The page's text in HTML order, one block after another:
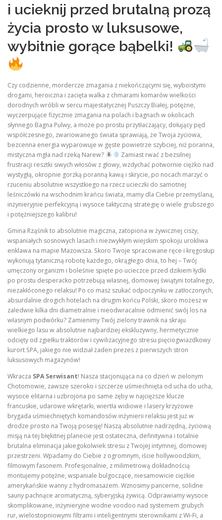
i ucieknij przed brutalną prozą
życia prosto w luksusowe,
wybitnie gorące bąbelki!
Czy codzienne, mordercze zmagania z niekończącymi się, wyboistymi
drogami, heroiczna i zacięta walka z chmarami komarów wielkości
dorodnych wróbli w sercu majestatycznej Puszczy Białej, potężne,
wyczerpujące fizycznie zmagania na polach i bagnach w okolicach
słynnego Bagna Pulwy, a może po prostu przytłaczający, dołujący pęd
współczesnego, zwariowanego świata sprawiają, że Twoja życiowa,
bezcenna energia wyparowuje w gęste powietrze szybciej, niż poranna,
mistyczna mgła nad rzeką Narew?
Zamiast rwać z bezsilnej
frustracji resztki siwych włosów z głowy, wzdychać potwornie ciężko nad
wystygłą, okropnie gorzką poranną kawą i skrycie, po nocach marzyć o
rzuceniu absolutnie wszystkiego na rzecz ucieczki do samotnej
leśniczówki na wschodnim krańcu świata, mamy dla Ciebie przemyślaną,
inżynieryjnie perfekcyjną i wysoce taktyczną strategię o wiele grubszego
i potężniejszego kalibru!
Gmina Rząśnik to absolutnie magiczna, zatopiona w żywicznej ciszy,
wspaniałych sosnowych lasach i niezwykłym wiejskim spokoju urokliwa
enklawa na mapie Mazowsza. Skoro Twoje spracowane ręce i kręgosłup
wykonują tytaniczną robotę każdego, okrągłego dnia, to hej – Twój
umęczony organizm i boleśnie spięte po ucieczce przed dzikiem łydki
po prostu desperacko potrzebują własnej, domowej świątyni totalnego,
niezakłóconego relaksu! Po co masz szukać odpoczynku w zatłoczonych,
absurdalnie drogich hotelach na drugim końcu Polski, skoro możesz w
zaledwie kilka dni diametralnie i nieodwracalnie odmienić swój los na
własnym podwórku? Zamienimy Twój zielony trawnik na skraju
wielkiego lasu w absolutnie najbardziej ekskluzywny, hermetycznie
odcięty od zgiełku traktorów i cywilizacyjnego stresu pięciogwiazdkowy
kurort SPA, jakiego nie widział żaden prezes z pierwszych stron
luksusowych magazynów!
Wkracza SPA Serwisant! Nasza stacjonująca na co dzień w zielonym
Chotomowie, zawsze szeroko i szczerze uśmiechnięta od ucha do ucha,
wysoce elitarna i uzbrojona po same zęby w najcięższe klucze
francuskie, udarowe wkrętarki, wiertła widiowe i lasery krzyżowe
brygada uśmiechniętych komandosów inżynierii relaksu jest już w
drodze prosto na Twoją posesję! Naszą absolutnie nadrzędną, życiową
misją na tej błękitnej planecie jest ostateczna, definitywna i totalnie
brutalna eliminacja jakiegokolwiek stresu z Twojej intymnej, domowej
przestrzeni. Wpadamy do Ciebie z ogromnym, iście hollywoodzkim,
filmowym fasonem. Profesjonalnie, z milimetrową dokładnością
montujemy potężne, wspaniale bulgoczące, niesamowicie ciężkie
amerykańskie wanny z hydromasażem. Wznosimy pancerne, solidne
sauny pachnące aromatyczną, syberyjską żywicą. Odprawiamy wysoce
skomplikowane, inżynieryjne wodne voodoo nad systemem grubych
rur, wielostopniowymi filtrami i inteligentnymi sterownikami z Wi-Fi, a